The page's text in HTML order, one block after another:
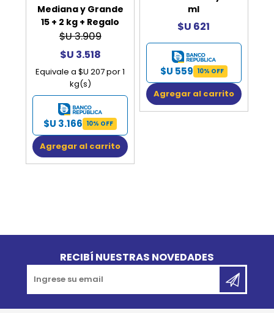
Mediana y Grande
15 + 2 kg + Regalo
$U 3.909
$U 3.518
Equivale a $U 207 por 1
kg(s)
$U 3.166 10% OFF
Agregar al carrito
ml
$U 621
$U 559 10% OFF
Agregar al carrito
RECIBÍ NUESTRAS NOVEDADES